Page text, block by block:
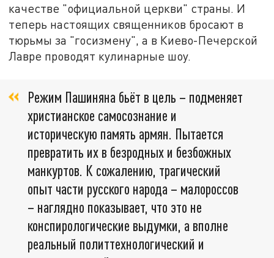
качестве "официальной церкви" страны. И
теперь настоящих священников бросают в
тюрьмы за "госизмену", а в Киево-Печерской
Лавре проводят кулинарные шоу.
Режим Пашиняна бьёт в цель – подменяет
христианское самосознание и
историческую память армян. Пытается
превратить их в безродных и безбожных
манкуртов. К сожалению, трагический
опыт части русского народа – малороссов
– наглядно показывает, что это не
конспирологические выдумки, а вполне
реальный политтехнологический и